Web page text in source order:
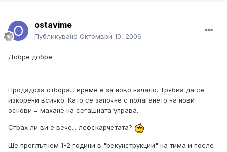
ostavime
Публикувано Октомври 10, 2006
Добре добре.
Продадоха отбора... време е за ново начало. Трябва да се
изкорени всичко. Като се започне с полагането на нови
основи = махане на сегашната управа.
Страх ли ви е вече... лефскарчетата?
Ще преглътнем 1-2 години в "рекунструкции" на тима и после